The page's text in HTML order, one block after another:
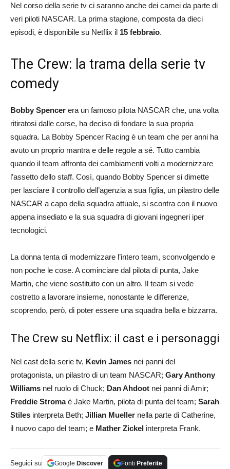
Nel corso della serie tv ci saranno anche dei camei da parte di
veri piloti NASCAR. La prima stagione, composta da dieci
episodi, è disponibile su Netflix il 15 febbraio.
The Crew: la trama della serie tv
comedy
Bobby Spencer era un famoso pilota NASCAR che, una volta
ritiratosi dalle corse, ha deciso di fondare la sua propria
squadra. La Bobby Spencer Racing è un team che per anni ha
avuto un proprio mantra e delle regole a sé. Tutto cambia
quando il team affronta dei cambiamenti volti a modernizzare
l’assetto dello staff. Così, quando Bobby Spencer si dimette
per lasciare il controllo dell’agenzia a sua figlia, un pilastro delle
NASCAR a capo della squadra attuale, si scontra con il nuovo
appena insediato e la sua squadra di giovani ingegneri iper
tecnologici.
La donna tenta di modernizzare l’intero team, sconvolgendo e
non poche le cose. A cominciare dal pilota di punta, Jake
Martin, che viene sostituito con un altro. Il team si vede
costretto a lavorare insieme, nonostante le differenze,
scoprendo, però, di poter essere una squadra bella e bizzarra.
The Crew su Netflix: il cast e i personaggi
Nel cast della serie tv, Kevin James nei panni del
protagonista, un pilastro di un team NASCAR; Gary Anthony
Williams nel ruolo di Chuck; Dan Ahdoot nei panni di Amir;
Freddie Stromaè Jake Martin, pilota di punta del team; Sarah
Stiles interpreta Beth; Jillian Mueller nella parte di Catherine,
il nuovo capo del team; e Mather Zickel interpreta Frank.
Seguici su Google Discover Fonti Preferite